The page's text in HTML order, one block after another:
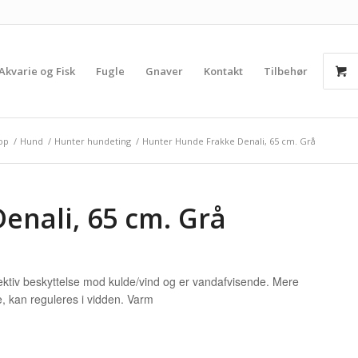
og Fisk Fugle Gnaver Kontakt Tilbehør
/ Hund / Hunter hundeting / Hunter Hunde Frakke Denali, 65 cm. Grå
65 cm. Grå
beskyttelse mod kulde/vind og er vandafvisende. Mere
kan reguleres i vidden. Varm